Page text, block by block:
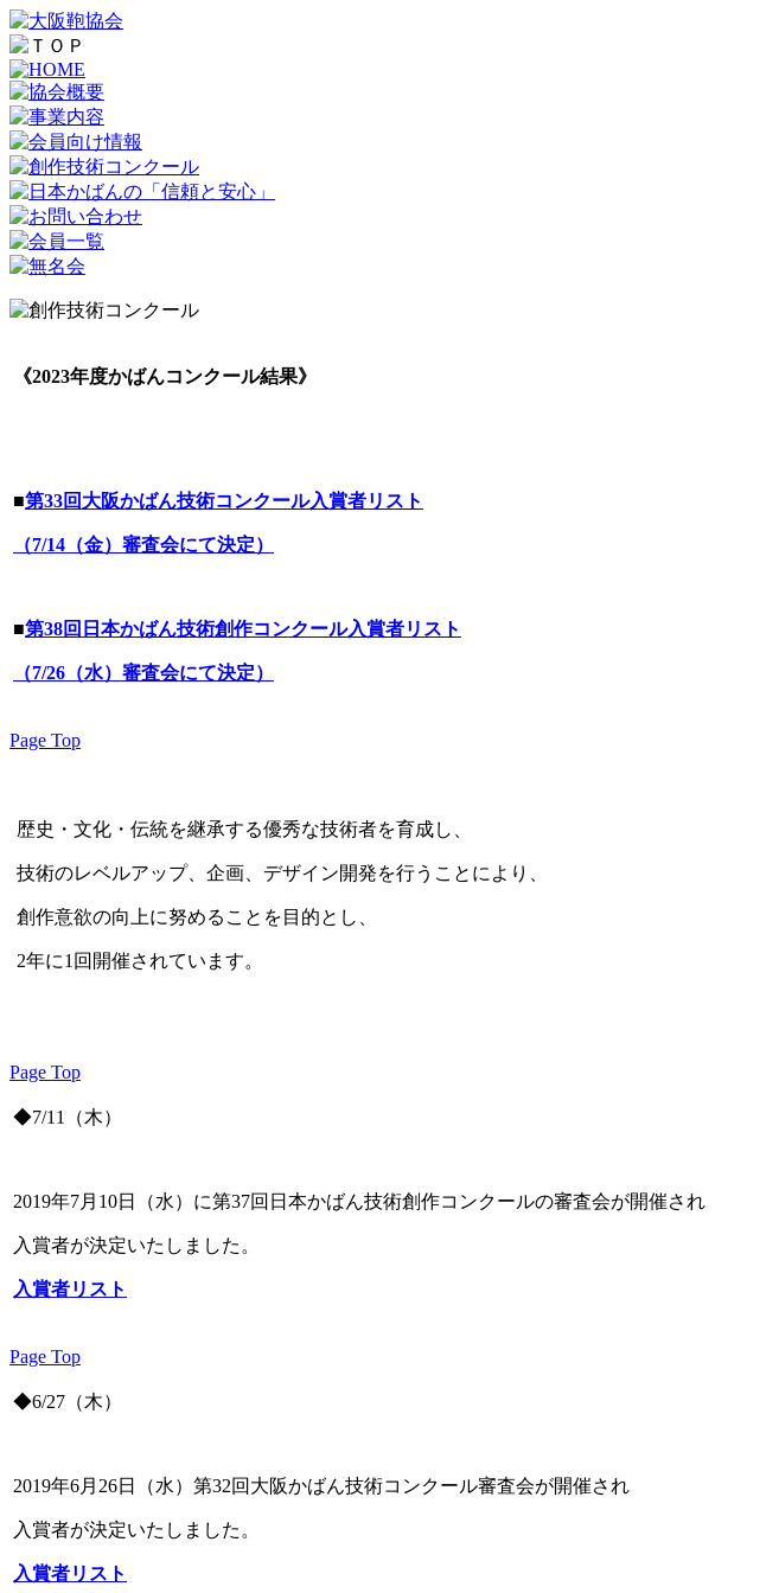
《2023年度かばんコンクール結果》
■第33回大阪かばん技術コンクール入賞者リスト
（7/14（金）審査会にて決定）
■第38回日本かばん技術創作コンクール入賞者リスト
（7/26（水）審査会にて決定）
Page Top
歴史・文化・伝統を継承する優秀な技術者を育成し、
技術のレベルアップ、 企画、 デザイン開発を行うこと により、
創作意欲の向上に努めることを目的とし、
2年に1回開催されています。
Page Top
◆7/11（木）
2019年7月10日（水）に第37回日本かばん技術創作コンクールの審査会が開催され
入賞者が決定いたしました。
入賞者リスト
Page Top
◆6/27（木）
2019年6月26日（水）第32回大阪かばん技術コンクール審査会が開催され
入賞者が決定いたしました。
入賞者リスト